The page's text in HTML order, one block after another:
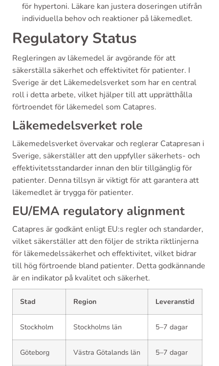
för hypertoni. Läkare kan justera doseringen utifrån
individuella behov och reaktioner på läkemedlet.
Regulatory Status
Regleringen av läkemedel är avgörande för att
säkerställa säkerhet och effektivitet för patienter. I
Sverige är det Läkemedelsverket som har en central
roll i detta arbete, vilket hjälper till att upprätthålla
förtroendet för läkemedel som Catapres.
Läkemedelsverket role
Läkemedelsverket övervakar och reglerar Catapresan i
Sverige, säkerställer att den uppfyller säkerhets- och
effektivitetsstandarder innan den blir tillgänglig för
patienter. Denna tillsyn är viktigt för att garantera att
läkemedlet är trygga för patienter.
EU/EMA regulatory alignment
Catapres är godkänt enligt EU:s regler och standarder,
vilket säkerställer att den följer de strikta riktlinjerna
för läkemedelssäkerhet och effektivitet, vilket bidrar
till hög förtroende bland patienter. Detta godkännande
är en indikator på kvalitet och säkerhet.
Stad Region Leveranstid
Stockholm Stockholms län 5–7 dagar
Göteborg Västra Götalands län 5–7 dagar